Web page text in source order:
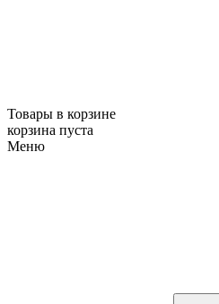
Товары в корзине
корзина пуста
Меню